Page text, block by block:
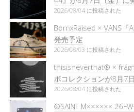
2026/08/04 に投稿された
BornxRaised × VANS
発売予定
2026/08/03 に投稿された
thisisneverthat® ×
ボコレクションが8月7
2026/08/04 に投稿された
©SAINT M××××××